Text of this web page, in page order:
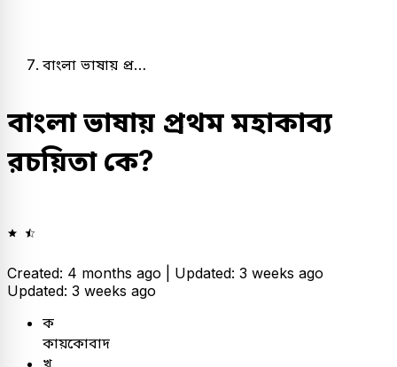
বাংলা ভাষায় প্র…
বাংলা ভাষায় প্রথম মহাকাব্য
রচয়িতা কে?
Created: 4 months ago | Updated: 3 weeks ago
Updated: 3 weeks ago
ক
কায়কোবাদ